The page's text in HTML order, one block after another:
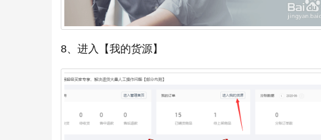
8、进入【我的货源】